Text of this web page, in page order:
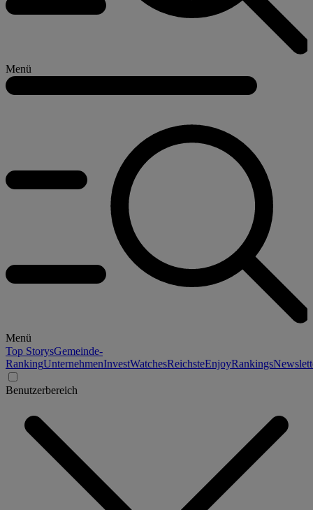
Menü
Menü
Top StorysGemeinde-
RankingUnternehmenInvestWatchesReichsteEnjoyRankings
Benutzerbereich